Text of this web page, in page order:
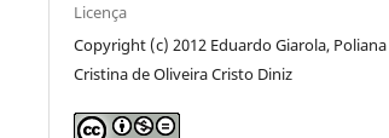
Licença
Copyright (c) 2012 Eduardo Giarola, Poliana
Cristina de Oliveira Cristo Diniz